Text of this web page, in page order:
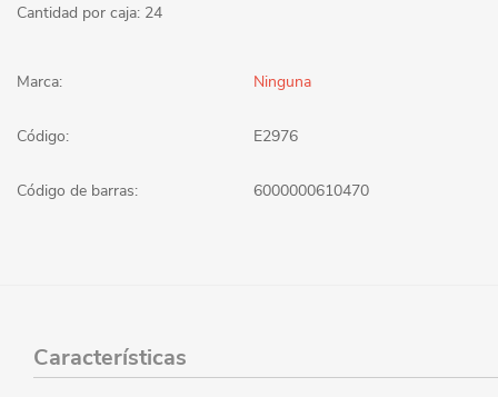
Cantidad por caja: 24
Marca: Ninguna
Código: E2976
Código de barras: 6000000610470
Características